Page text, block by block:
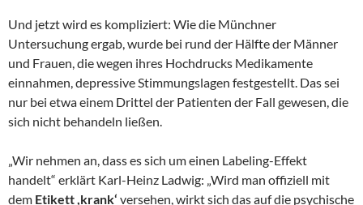
Und jetzt wird es kompliziert: Wie die Münchner
Untersuchung ergab, wurde bei rund der Hälfte der Männer
und Frauen, die wegen ihres Hochdrucks Medikamente
einnahmen, depressive Stimmungslagen festgestellt. Das sei
nur bei etwa einem Drittel der Patienten der Fall gewesen, die
sich nicht behandeln ließen.
„Wir nehmen an, dass es sich um einen Labeling-Effekt
handelt“ erklärt Karl-Heinz Ladwig: „Wird man offiziell mit
dem Etikett ,krank‘ versehen, wirkt sich das auf die psychische